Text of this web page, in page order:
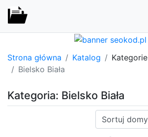
Strona główna Katalog Kategorie
Bielsko Biała
Kategoria: Bielsko Biała
Sortuj: